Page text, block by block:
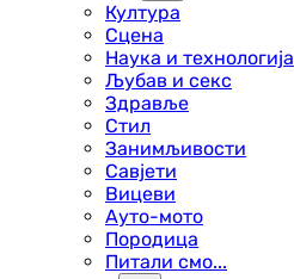
Култура
Сцена
Наука и технологија
Љубав и секс
Здравље
Стил
Занимљивости
Савјети
Вицеви
Ауто-мото
Породица
Питали смо...